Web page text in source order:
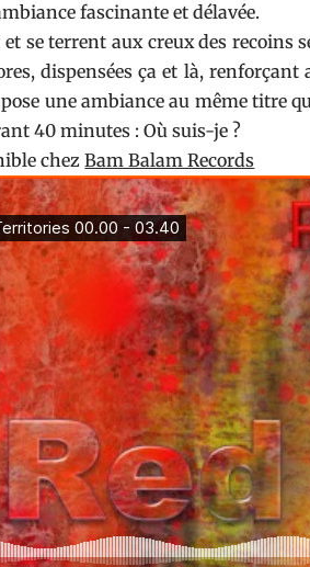
fascinante et délavée.
se terrent aux creux des recoins
dispensées ça et là,
une ambiance au même titre
40 minutes : Où suis-je ?
chezBam Balam Records